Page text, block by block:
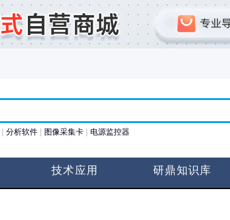
分析软件 图像采集卡 电源监控器
技术应用 研鼎知识库